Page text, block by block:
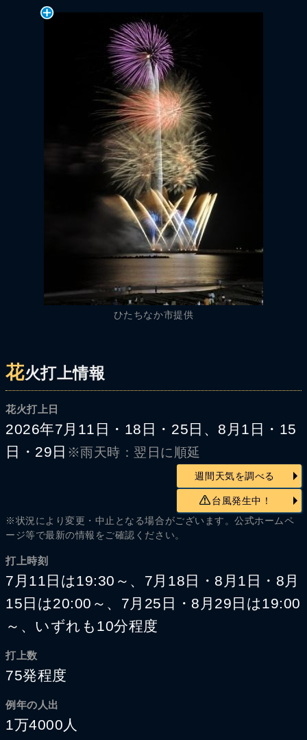
ひたちなか市提供
花火打上情報
花火打上日
2026年7月11日・18日・25日、8月1日・15
日・29日 ※雨天時：翌日に順延
週間天気を調べる
台風発生中！
※状況により変更・中止となる場合がございます。公式ホームペ
ージ等で最新の情報をご確認ください。
打上時刻
7月11日は19:30～、7月18日・8月1日・8月
15日は20:00～、7月25日・8月29日は19:00
～、いずれも10分程度
打上数
75発程度
例年の人出
1万4000人